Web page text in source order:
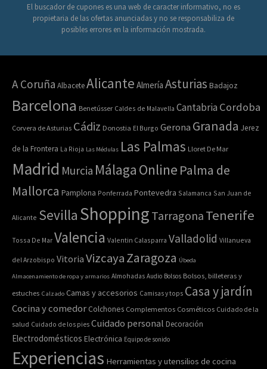
El buscador de cupones es una web de caracter informativo, no es
propietaria de las ofertas anunciadas y no se responsabiliza de
posibles errores en la información mostrada.
A Coruña AlbaceteAlicante Almería Asturias Badajoz
Barcelona Benetússer Caldes de Malavella Cantabria Cordoba
Corvera de Asturias Cádiz Donostia El Burgo Gerona Granada Jerez
de la Frontera La Rioja Las Médulas Las Palmas Lloret De Mar
Madrid Murcia Málaga Online Palma de
Mallorca Pamplona Ponferrada Pontevedra Salamanca San Juan de
Alicante Sevilla Shopping Tarragona Tenerife
Tossa De Mar Valencia Valentin Calasparra Valladolid Villanueva
del Arzobispo Vitoria VizcayaZaragoza Úbeda
Almacenamiento de ropa y armarios Almohadas Audio Bolsos Bolsos, billeteras y
estuches Calzado Camas y accesorios Camisas y tops Casa y jardín
Cocina y comedor Colchones Complementos Cosméticos Cuidado de la
salud Cuidado de los pies Cuidado personal Decoración
Electrodomésticos Electrónica Equipo de sonido
Experiencias Herramientas y utensilios de cocina